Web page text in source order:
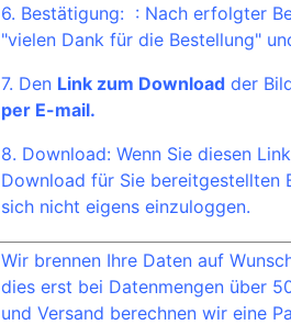
6. Bestätigung: : Nach erfolgter
"vielen Dank für die Bestellung"
7. Den Link zum Download der
per E-mail.
8. Download: Wenn Sie diesen
Download für Sie bereitgestellten
sich nicht eigens einzuloggen.
Wir brennen Ihre Daten auf
dies erst bei Datenmengen über
und Versand berechnen wir eine